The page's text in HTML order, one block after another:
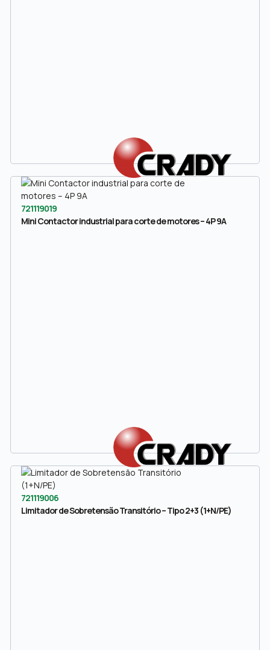
721119019
Mini Contactor industrial para corte de motores – 4P 9A
721119006
Limitador de Sobretensão Transitório – Tipo 2+3 (1+N/PE)